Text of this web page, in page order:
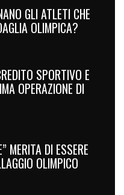
GLI ATLETI CHE
OLIMPICA?
SPORTIVO E
OPERAZIONE DI
MERITA DI ESSERE
OLIMPICO